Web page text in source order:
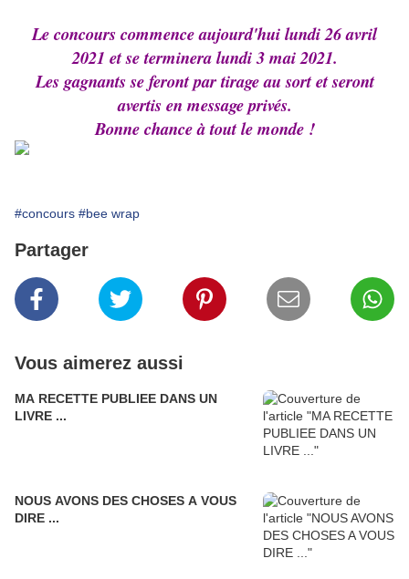
Le concours commence aujourd'hui lundi 26 avril
2021 et se terminera lundi 3 mai 2021.
Les gagnants se feront par tirage au sort et seront
avertis en message privés.
Bonne chance à tout le monde !
#concours #bee wrap
Partager
Vous aimerez aussi
MA RECETTE PUBLIEE DANS UN
LIVRE ...
NOUS AVONS DES CHOSES A VOUS
DIRE ...